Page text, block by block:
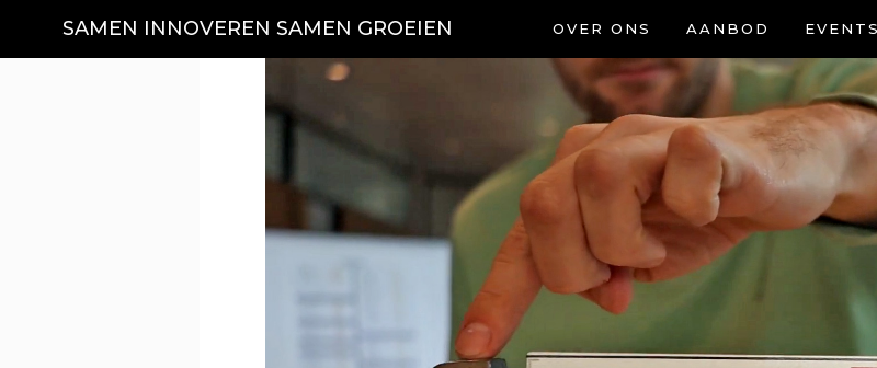
SAMEN INNOVEREN SAMEN GROEIEN OVER ONS AANBOD EVENTS